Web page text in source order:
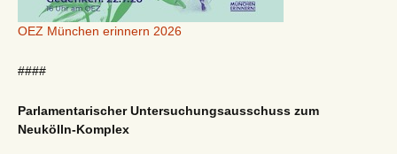
OEZ München erinnern 2026
####
Parlamentarischer Untersuchungsausschuss zum
Neukölln-Komplex